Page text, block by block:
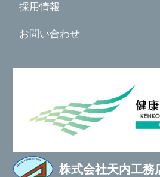
採用情報
お問い合わせ
株式会社天内工務